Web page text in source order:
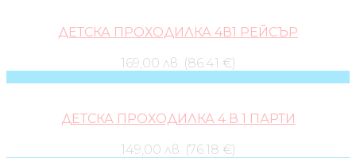
ДЕТСКА ПРОХОДИЛКА 4В1 РЕЙСЪР
169,00 лв. (86.41 €)
ДЕТСКА ПРОХОДИЛКА 4 В 1 ПАРТИ
149,00 лв. (76.18 €)